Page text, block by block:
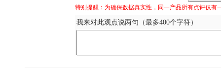
特别提醒：为确保数据真实性，同一产品所有点评仅有
我来对此观点说两句（最多400个字符）